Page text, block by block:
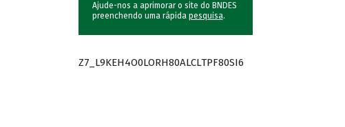
Ajude-nos a aprimorar o site do BNDES
preenchendo uma rápida pesquisa.
Z7_L9KEH4O0LORH80ALCLTPF80SI6